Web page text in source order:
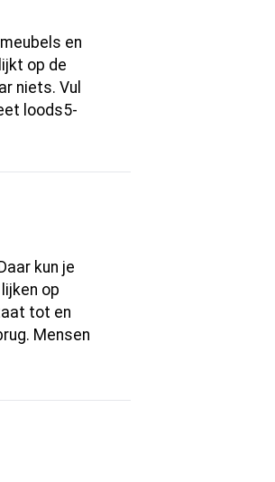
en
op de
niets. Vul
loods5-
kun je
op
tot en
Mensen